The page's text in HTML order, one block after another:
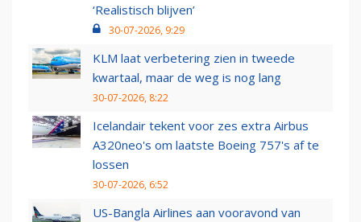
‘Realistisch blijven’
30-07-2026, 9:29
KLM laat verbetering zien in tweede
kwartaal, maar de weg is nog lang
30-07-2026, 8:22
Icelandair tekent voor zes extra Airbus
A320neo's om laatste Boeing 757's af te
lossen
30-07-2026, 6:52
US-Bangla Airlines aan vooravond van